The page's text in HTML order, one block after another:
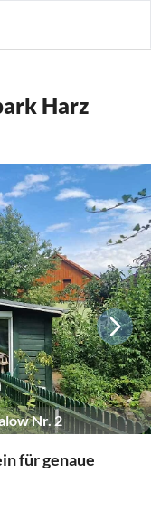
Harz
Nr. 2
für genaue